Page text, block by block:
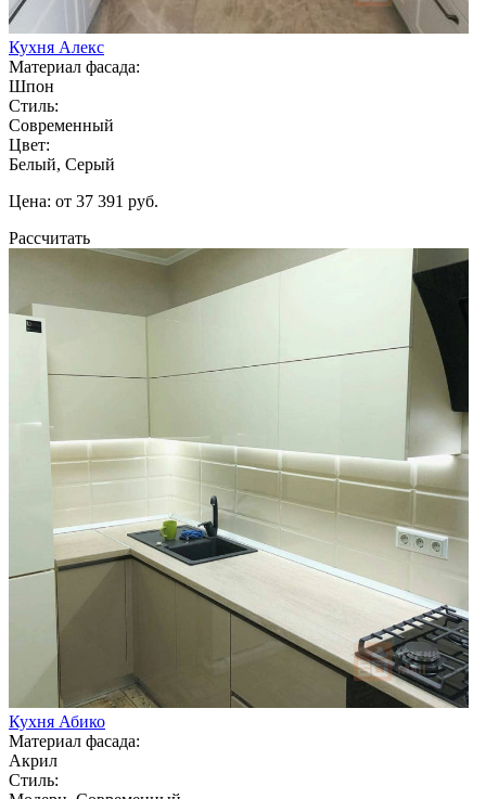
Кухня Алекс
Материал фасада:
Шпон
Стиль:
Современный
Цвет:
Белый, Серый
Цена: от 37 391 руб.
Рассчитать
Кухня Абико
Материал фасада:
Акрил
Стиль: